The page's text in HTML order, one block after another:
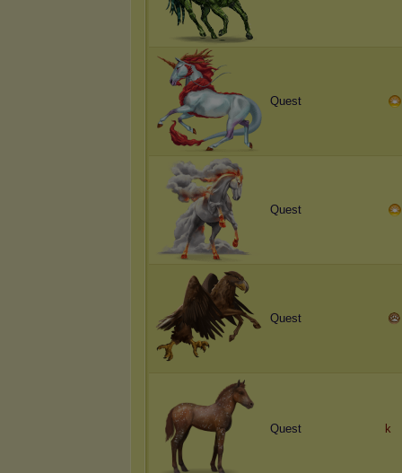
Quest
Quest
Quest
Quest k